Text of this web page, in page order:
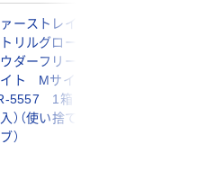
ァーストレイト
リルグローブ3
ダーフリー ホ
イト Mサイズ
5557 1箱（200
）（使い捨てグロ
）